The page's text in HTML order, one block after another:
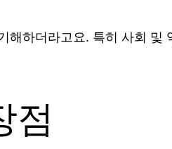
하더라고요. 특히 사회 및
점